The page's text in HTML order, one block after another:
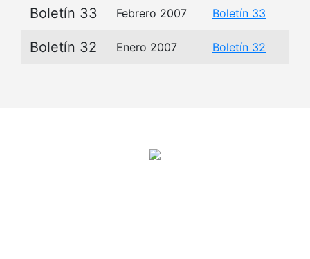
Boletín 33 Febrero 2007 Boletín 33
Boletín 32 Enero 2007 Boletín 32